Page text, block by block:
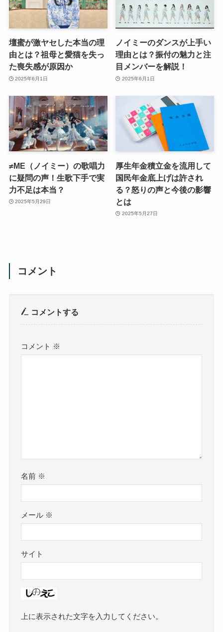
壇蜜が激ヤセした本当の理
由とは？祖母と愛猫を失っ
た喪失感が原因か
2025年6月1日
ノイミーのダンスが上手い
理由とは？振付の魅力と注
目メンバーを解説！
2025年6月1日
≠ME（ノイミー）の歌唱力
に疑問の声！生歌下手で実
力不足は本当？
2025年5月29日
厚生年金積立金を流用して
国民年金底上げは許され
る？怒りの声と今後の影響
とは
2025年5月27日
コメント
コメントする
コメント ※
名前 ※
メール ※
サイト
上に表示された文字を入力してください。